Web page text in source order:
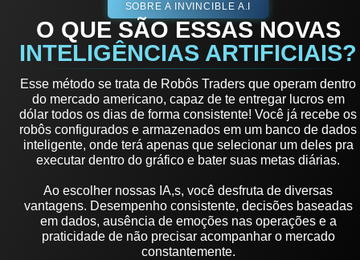
SOBRE A INVINCIBLE A.I
O QUE SÃO ESSAS NOVAS
INTELIGÊNCIAS ARTIFICIAIS?
Esse método se trata de Robôs Traders que operam dentro
do mercado americano, capaz de te entregar lucros em
dólar todos os dias de forma consistente! Você já recebe os
robôs configurados e armazenados em um banco de dados
inteligente, onde terá apenas que selecionar um deles pra
executar dentro do gráfico e bater suas metas diárias.
Ao escolher nossas IA,s, você desfruta de diversas
vantagens. Desempenho consistente, decisões baseadas
em dados, ausência de emoções nas operações e a
praticidade de não precisar acompanhar o mercado
constantemente.